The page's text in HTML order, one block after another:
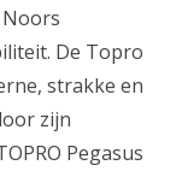
Noors
De Topro
strakke en
zijn
Pegasus